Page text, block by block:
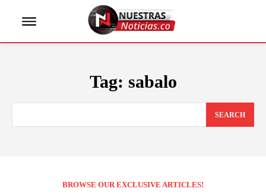
Tag: sabalo
SEARCH
BROWSE OUR EXCLUSIVE ARTICLES!